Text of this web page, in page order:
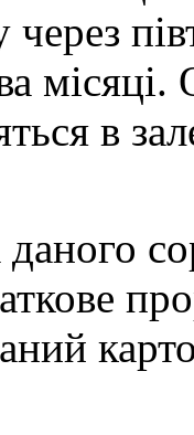
через
місяці.
в
даного